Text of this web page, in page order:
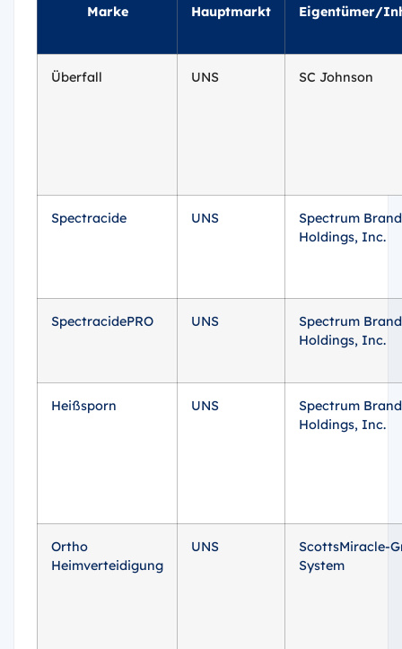
Marke Hauptmarkt Eigentümer/
Überfall UNS SC Johnson
Spectracide UNS
Spectrum
Holdings, Inc.
SpectracidePRO UNS
Spectrum
Holdings, Inc.
Heißsporn UNS
Spectrum
Holdings, Inc.
Ortho
Heimverteidigung
UNS
ScottsMiracle-
System